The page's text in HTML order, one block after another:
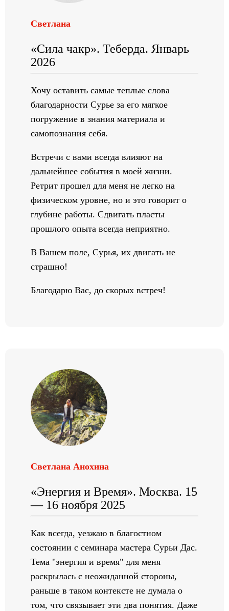
Светлана
«Сила чакр». Теберда. Январь
2026
Хочу оставить самые теплые слова
благодарности Сурье за его мягкое
погружение в знания материала и
самопознания себя.
Встречи с вами всегда влияют на
дальнейшее события в моей жизни.
Ретрит прошел для меня не легко на
физическом уровне, но и это говорит о
глубине работы. Сдвигать пласты
прошлого опыта всегда неприятно.
В Вашем поле, Сурья, их двигать не
страшно!
Благодарю Вас, до скорых встреч!
Светлана Анохина
«Энергия и Время». Москва. 15
— 16 ноября 2025
Как всегда, уезжаю в благостном
состоянии с семинара мастера Сурьи Дас.
Тема "энергия и время" для меня
раскрылась с неожиданной стороны,
раньше в таком контексте не думала о
том, что связывает эти два понятия. Даже